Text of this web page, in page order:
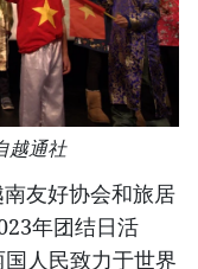
越通社
友好协会和旅居
年团结日活
人民致力于世界